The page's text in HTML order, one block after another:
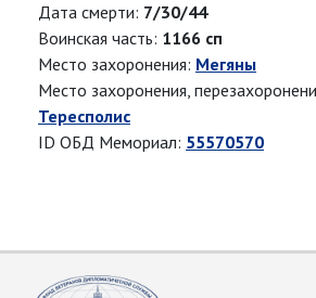
Дата смерти: 7/30/44
Воинская часть: 1166 сп
Место захоронения: Мегяны
Место захоронения,
Тересполис
ID ОБД Мемориал: 55570570